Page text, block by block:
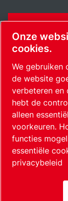
SitemapCookie-
Onze
cookies.
We gebruiken
de website
verbeteren en
hebt de
alleen
voorkeuren.
functies
essentiële
privacybeleid